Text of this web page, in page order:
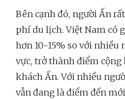
Bên cạnh đó, người Ấn
phí du lịch. Việt Nam có
hơn 10-15% so với nhiều
vực, trở thành điểm
khách Ấn. Với nhiều
vẫn đang là điểm đến